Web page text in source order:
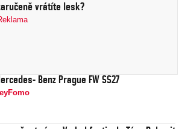
vrátíte lesk?
Benz Prague FW SS27